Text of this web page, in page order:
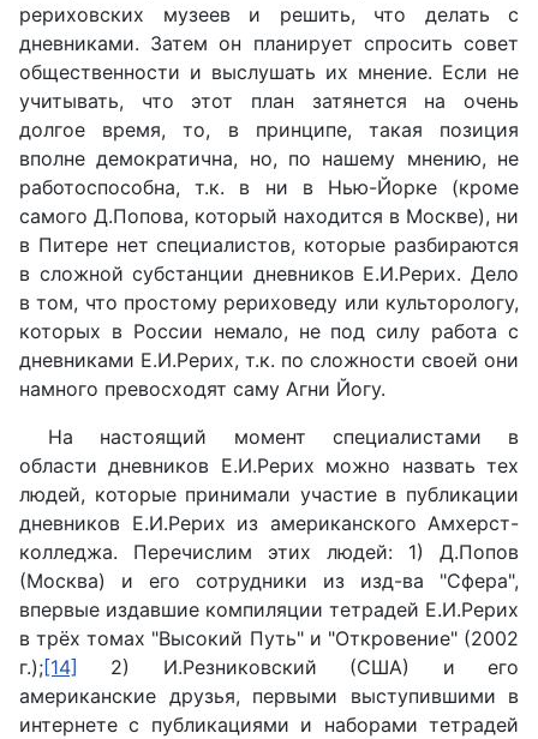
рериховских музеев и решить, что делать с
дневниками. Затем он планирует спросить совет
общественности и выслушать их мнение. Если не
учитывать, что этот план затянется на очень
долгое время, то, в принципе, такая позиция
вполне демократична, но, по нашему мнению, не
работоспособна, т.к. в ни в Нью-Йорке (кроме
самого Д.Попова, который находится в Москве), ни
в Питере нет специалистов, которые разбираются
в сложной субстанции дневников Е.И.Рерих. Дело
в том, что простому рериховеду или культорологу,
которых в России немало, не под силу работа с
дневниками Е.И.Рерих, т.к. по сложности своей они
намного превосходят саму Агни Йогу.
На настоящий момент специалистами в
области дневников Е.И.Рерих можно назвать тех
людей, которые принимали участие в публикации
дневников Е.И.Рерих из американского Амхерст-
колледжа. Перечислим этих людей: 1) Д.Попов
(Москва) и его сотрудники из изд-ва "Сфера",
впервые издавшие компиляции тетрадей Е.И.Рерих
в трёх томах "Высокий Путь" и "Откровение" (2002
г.);[14] 2) И.Резниковский (США) и его
американские друзья, первыми выступившими в
интернете с публикациями и наборами тетрадей